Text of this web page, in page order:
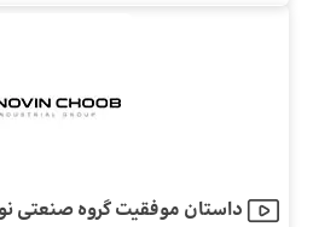
داستان موفقیت گروه صنعتی